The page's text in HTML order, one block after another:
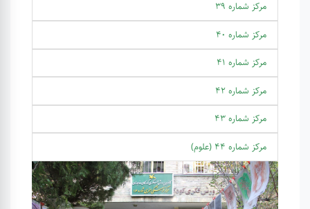
مرکز شماره 39
مرکز شماره 40
مرکز شماره 41
مرکز شماره 42
مرکز شماره 43
مرکز شماره 44 (علوم)